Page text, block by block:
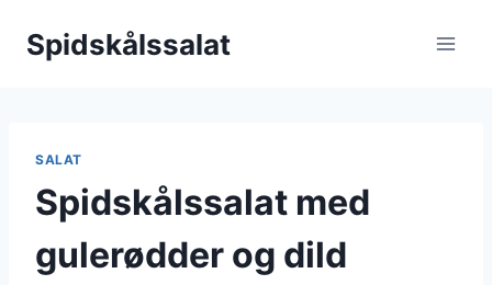
Spidskålssalat
SALAT
Spidskålssalat med
gulerødder og dild